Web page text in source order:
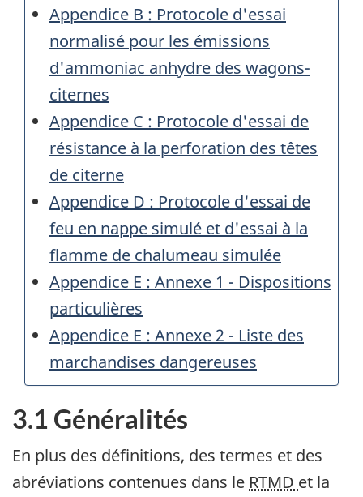
Appendice B : Protocole d'essai
normalisé pour les émissions
d'ammoniac anhydre des wagons-
citernes
Appendice C : Protocole d'essai de
résistance à la perforation des têtes
de citerne
Appendice D : Protocole d'essai de
feu en nappe simulé et d'essai à la
flamme de chalumeau simulée
Appendice E : Annexe 1 - Dispositions
particulières
Appendice E : Annexe 2 - Liste des
marchandises dangereuses
3.1 Généralités
En plus des définitions, des termes et des
abréviations contenues dans le RTMD et la